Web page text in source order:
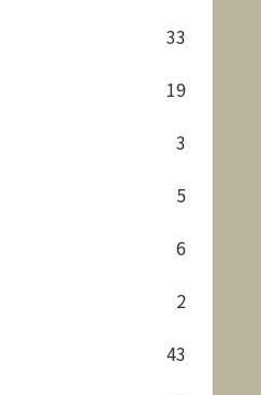
33
19
3
5
6
2
43